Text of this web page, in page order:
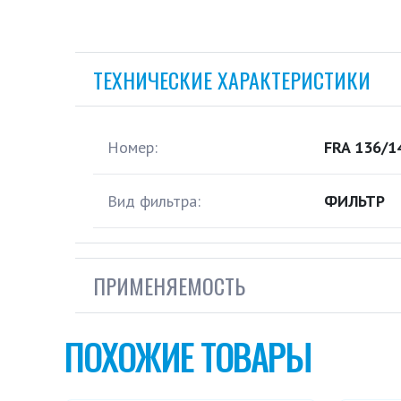
ТЕХНИЧЕСКИЕ ХАРАКТЕРИСТИКИ
Номер: FRA 136/
Вид фильтра: ФИЛЬТР
ПРИМЕНЯЕМОСТЬ
ПОХОЖИЕ ТОВАРЫ